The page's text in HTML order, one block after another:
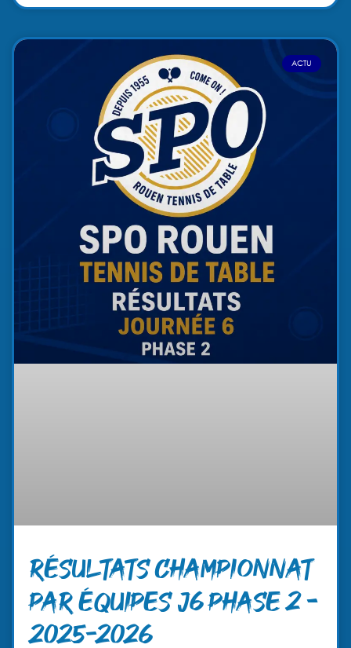
ACTU
RÉSULTATS CHAMPIONNAT
PAR ÉQUIPES J6 PHASE 2 –
2025-2026